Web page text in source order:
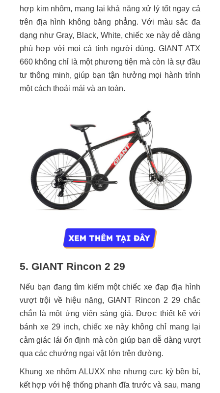
hợp kim nhôm, mang lại khả năng xử lý tốt ngay cả
trên địa hình không bằng phẳng. Với màu sắc đa
dạng như Gray, Black, White, chiếc xe này dễ dàng
phù hợp với mọi cá tính người dùng. GIANT ATX
660 không chỉ là một phương tiện mà còn là sự đầu
tư thông minh, giúp bạn tận hưởng mọi hành trình
một cách thoải mái và an toàn.
5. GIANT Rincon 2 29
Nếu bạn đang tìm kiếm một chiếc xe đạp địa hình
vượt trội về hiệu năng, GIANT Rincon 2 29 chắc
chắn là một ứng viên sáng giá. Được thiết kế với
bánh xe 29 inch, chiếc xe này không chỉ mang lại
cảm giác lái ổn định mà còn giúp bạn dễ dàng vượt
qua các chướng ngại vật lớn trên đường.
Khung xe nhôm ALUXX nhẹ nhưng cực kỳ bền bỉ,
kết hợp với hệ thống phanh đĩa trước và sau, mang